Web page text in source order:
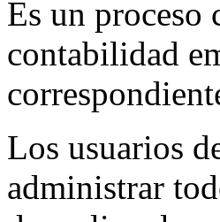
Es un proceso
contabilidad
Los usuarios
administrar